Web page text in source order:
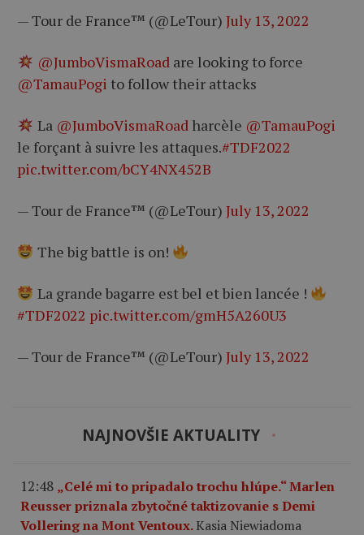
— Tour de France™ (@LeTour) July 13, 2022
@JumboVismaRoadare looking to force
@TamauPogi to follow their attacks
La @JumboVismaRoadharcèle @TamauPogi
le forçant à suivre les attaques.#TDF2022
pic.twitter.com/bCY4NX452B
— Tour de France™ (@LeTour) July 13, 2022
The big battle is on!
La grande bagarre est bel et bien lancée !
#TDF2022 pic.twitter.com/gmH5A260U3
— Tour de France™ (@LeTour) July 13, 2022
NAJNOVŠIE AKTUALITY
12:48 „Celé mi to pripadalo trochu hlúpe.“ Marlen
Reusser priznala zbytočné taktizovanie s Demi
Vollering na Mont Ventoux.Kasia Niewiadoma